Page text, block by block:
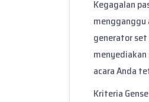
Kegagalan
generator
acara Anda
Kriteria